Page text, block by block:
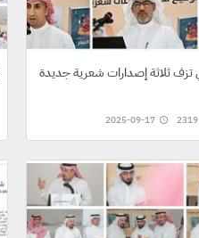
تزف ثلاثة إصدارات شعرية جديدة